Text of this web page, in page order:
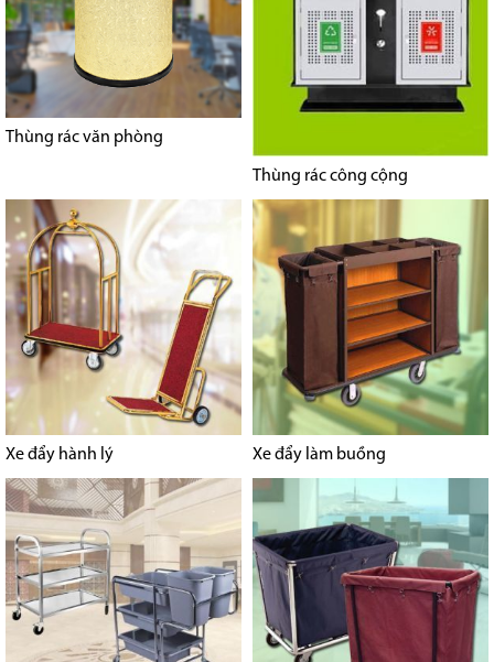
Thùng rác văn phòng
Thùng rác công cộng
Xe đẩy hành lý Xe đẩy làm buồng